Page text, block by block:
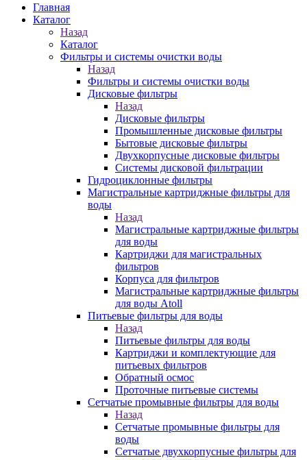
Главная
Каталог
Назад
Каталог
Фильтры и системы очистки воды
Назад
Фильтры и системы очистки воды
Дисковые фильтры
Назад
Дисковые фильтры
Промышленные дисковые фильтры
Бытовые дисковые фильтры
Двухкорпусные дисковые фильтры
Системы дисковой фильтрации
Гидроциклонные фильтры
Магистральные картриджные фильтры для
воды
Назад
Магистральные картриджные фильтры
для воды
Картриджи для магистральных
фильтров
Корпуса для фильтров
Магистральные картриджные фильтры
для воды Atoll
Питьевые фильтры для воды
Назад
Питьевые фильтры для воды
Картриджи и комплектующие для
питьевых фильтров
Обратный осмос
Проточные питьевые системы
Сетчатые промывные фильтры для воды
Назад
Сетчатые промывные фильтры для
воды
Сетчатые двухкорпусные фильтры для